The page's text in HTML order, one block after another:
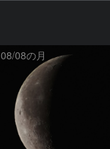
08/08の月